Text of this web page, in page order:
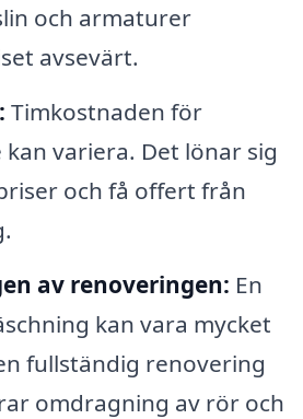
och armaturer
avsevärt.
Timkostnaden för
variera. Det lönar sig
och få offert från
av renoveringen: En
kan vara mycket
fullständig renovering
omdragning av rör och